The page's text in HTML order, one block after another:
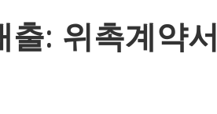
: 위촉계약서